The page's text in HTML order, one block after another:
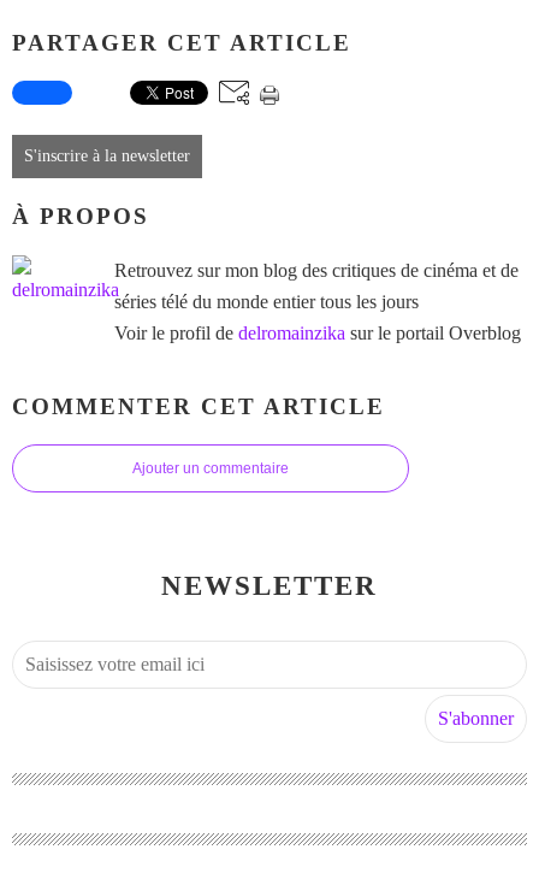
PARTAGER CET ARTICLE
S'inscrire à la newsletter
À PROPOS
Retrouvez sur mon blog des critiques de cinéma et de
séries télé du monde entier tous les jours
Voir le profil de delromainzika sur le portail Overblog
COMMENTER CET ARTICLE
Ajouter un commentaire
NEWSLETTER